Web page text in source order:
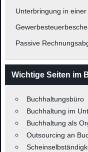
Unterbringung in einer
Passive
Wichtige Seiten im
Buchhaltungsbüro
Buchhaltung im
Buchhaltung als
Outsourcing an